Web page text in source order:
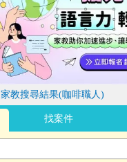
家教搜尋結果(咖啡職人)
找案件